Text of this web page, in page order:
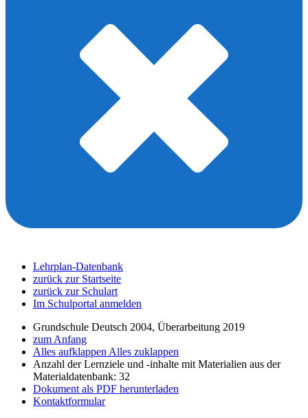
Lehrplan-Datenbank
zurück zur Startseite
zurück zur Schulart
Im Schulportal anmelden
Grundschule Deutsch 2004, Überarbeitung 2019
zum Anfang
Alles aufklappen Alles zuklappen
Anzahl der Lernziele und -inhalte mit Materialien aus der
Materialdatenbank: 32
Dokument als PDF herunterladen
Kontaktformular